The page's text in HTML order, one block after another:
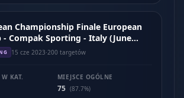
Championship Finale European
- Compak Sporting - Italy (June
15 cze 2023·200 targetów
KAT. MIEJSCE OGÓLNE
75 (87.7%)